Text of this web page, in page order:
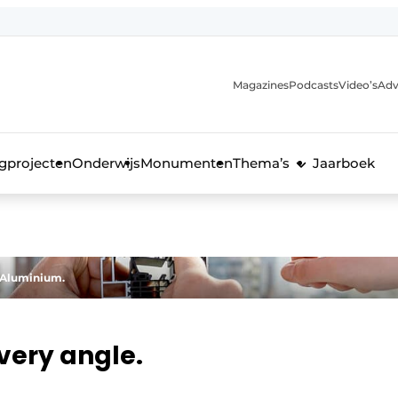
MagazinesPodcastsVideo’s
OnderwijsMonumentenThema’s Jaarboek
angle.